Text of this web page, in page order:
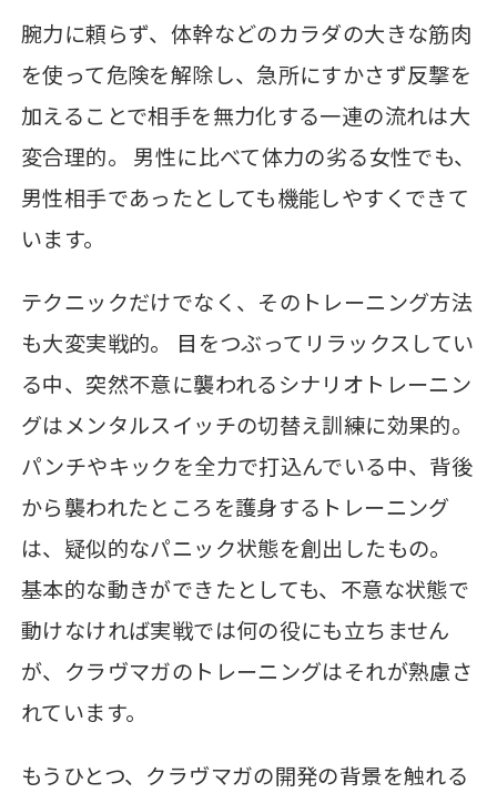
腕力に頼らず、体幹などのカラダの大きな筋肉
を使って危険を解除し、急所にすかさず反撃を
加えることで相手を無力化する一連の流れは大
変合理的。 男性に比べて体力の劣る女性でも、
男性相手であったとしても機能しやすくできて
います。
テクニックだけでなく、そのトレーニング方法
も大変実戦的。 目をつぶってリラックスしてい
る中、突然不意に襲われるシナリオトレーニン
グはメンタルスイッチの切替え訓練に効果的。
パンチやキックを全力で打込んでいる中、背後
から襲われたところを護身するトレーニング
は、疑似的なパニック状態を創出したもの。
基本的な動きができたとしても、不意な状態で
動けなければ実戦では何の役にも立ちません
が、クラヴマガのトレーニングはそれが熟慮さ
れています。
もうひとつ、クラヴマガの開発の背景を触れる